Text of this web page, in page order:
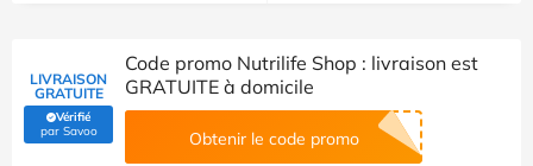
LIVRAISON
GRATUITE
Vérifié
par Savoo(Vérifié par Savoo)
Code promo Nutrilife Shop : livraison est
GRATUITE à domicile
Obtenir le code promo